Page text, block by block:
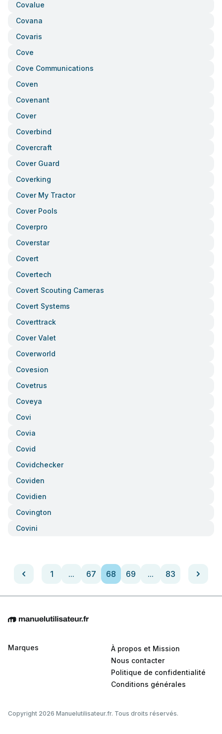
Covalue
Covana
Covaris
Cove
Cove Communications
Coven
Covenant
Cover
Coverbind
Covercraft
Cover Guard
Coverking
Cover My Tractor
Cover Pools
Coverpro
Coverstar
Covert
Covertech
Covert Scouting Cameras
Covert Systems
Coverttrack
Cover Valet
Coverworld
Covesion
Covetrus
Coveya
Covi
Covia
Covid
Covidchecker
Coviden
Covidien
Covington
Covini
1 ... 67 68 69 ... 83
Marques
À propos et Mission
Nous contacter
Politique de confidentialité
Conditions générales
Copyright 2026 Manuelutilisateur.fr. Tous droits réservés.